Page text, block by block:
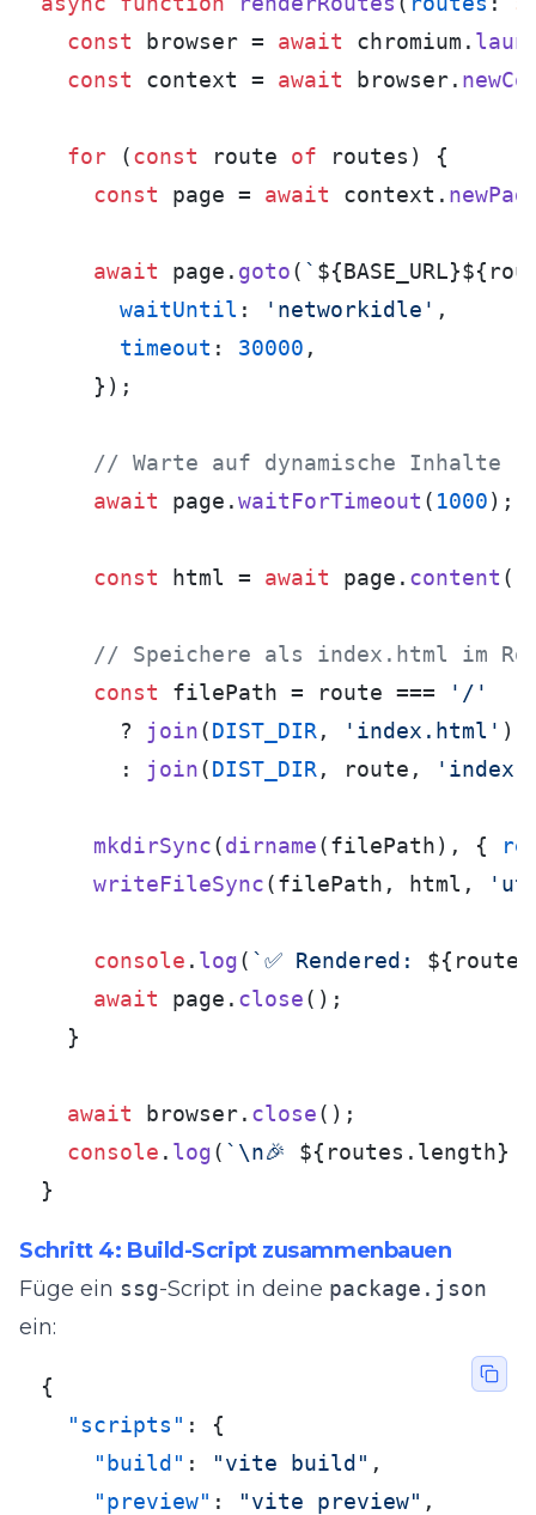
const browser = await chromium.
const context = await browser.
for (const route of routes) {
const page = await context.
await page. goto( ` ${BASE_URL}
waitUntil : 'networkidle' ,
timeout : 30000 ,
    });
// Warte auf dynamische Inhalte
await page.waitForTimeout ( 1000);
const html = await page. content
// Speichere als index.html im
const filePath = route ===
'/'
      ?
join(DIST_DIR , 'index.html' )
      :
join(DIST_DIR , route,
mkdirSync(dirname(filePath), {
writeFileSync(filePath, html,
console . log( `✅ Rendered: ${route}
await page. close();
  }
await browser. close();
console . log( `\n🎉 ${routes.length}
}
Schritt 4: Build-Script zusammenbauen
Füge ein ssg-Script in deine package.json
ein:
{
"scripts" :
{
"build" : "vite build" ,
"preview" : "vite preview" ,